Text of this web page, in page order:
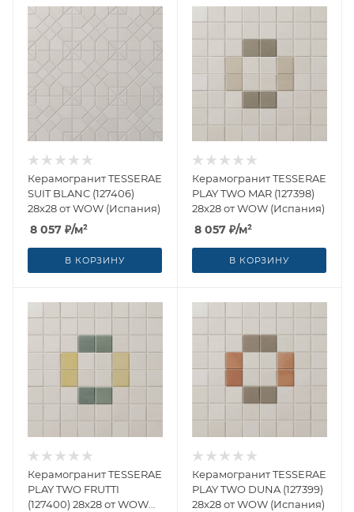
Керамогранит TESSERAE
SUIT BLANC (127406)
28x28 от WOW (Испания)
8 057 ₽/м²
В КОРЗИНУ
Керамогранит TESSERAE
PLAY TWO MAR (127398)
28x28 от WOW (Испания)
8 057 ₽/м²
В КОРЗИНУ
Керамогранит TESSERAE
PLAY TWO FRUTTI
(127400) 28x28 от WOW
Керамогранит TESSERAE
PLAY TWO DUNA (127399)
28x28 от WOW (Испания)